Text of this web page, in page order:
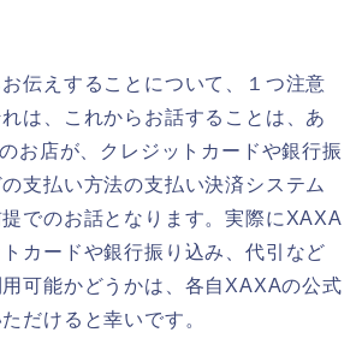
伝えすることについて、１つ注意
は、これからお話することは、あ
お店が、クレジットカードや銀行振
支払い方法の支払い決済システム
でのお話となります。実際にXAXA
カードや銀行振り込み、代引など
可能かどうかは、各自XAXAの公式
だけると幸いです。